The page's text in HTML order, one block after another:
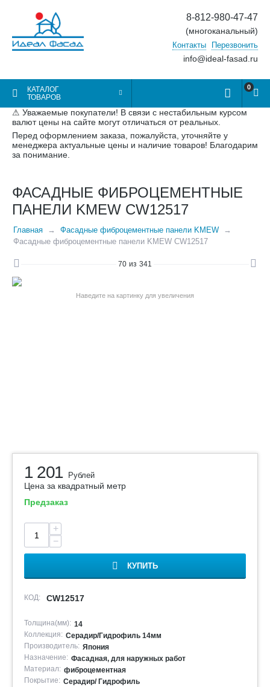
8-812-980-47-47
(многоканальный)
Контакты Перезвонить
info@ideal-fasad.ru
КАТАЛОГ
ТОВАРОВ
0
⚠ Уважаемые покупатели! В связи с нестабильным курсом
валют цены на сайте могут отличаться от реальных.
Перед оформлением заказа, пожалуйста, уточняйте у
менеджера актуальные цены и наличие товаров! Благодарим
за понимание.
ФАСАДНЫЕ ФИБРОЦЕМЕНТНЫЕ
ПАНЕЛИ KMEW CW12517
Главная
Фасадные фиброцементные панели KMEW
Фасадные фиброцементные панели KMEW CW12517
70 из 341
Наведите на картинку для увеличения
1 201 Рублей
Цена за квадратный метр
Предзаказ
+
−
КУПИТЬ
КОД: CW12517
Толщина(мм): 14
Коллекция: Серадир/Гидрофиль 14мм
Производитель: Япония
Назначение: Фасадная, для наружных работ
Материал: фиброцементная
Покрытие: Серадир/ Гидрофиль